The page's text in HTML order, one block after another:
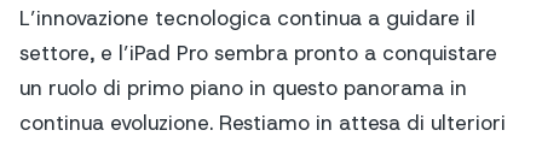
L’innovazione tecnologica continua a guidare il
settore, e l’iPad Pro sembra pronto a conquistare
un ruolo di primo piano in questo panorama in
continua evoluzione. Restiamo in attesa di ulteriori